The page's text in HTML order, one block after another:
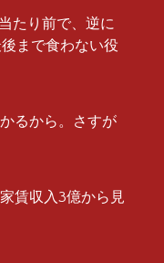
たり前で、逆に
まで食わない役
るから。さすが
賃収入3億から見